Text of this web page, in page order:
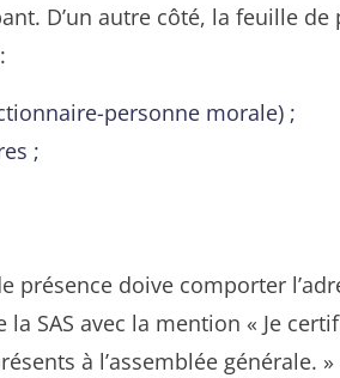
D’un autre côté, la feuille de
personne morale) ;
;
doive comporter
SAS avec la mention « Je
à l’assemblée générale.